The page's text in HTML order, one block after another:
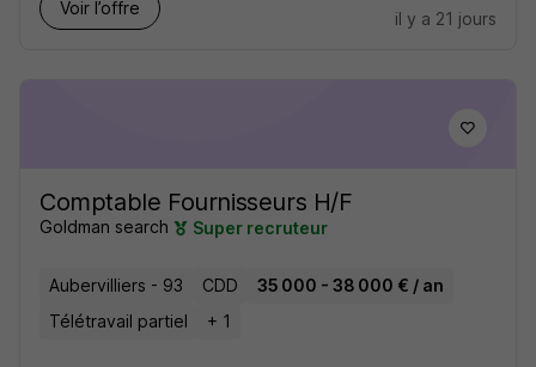
Voir l’offre
il y a 21 jours
Comptable Fournisseurs H/F
Goldman search Super recruteur
Aubervilliers - 93 CDD
35 000 - 38 000 € / an
Télétravail partiel
+ 1